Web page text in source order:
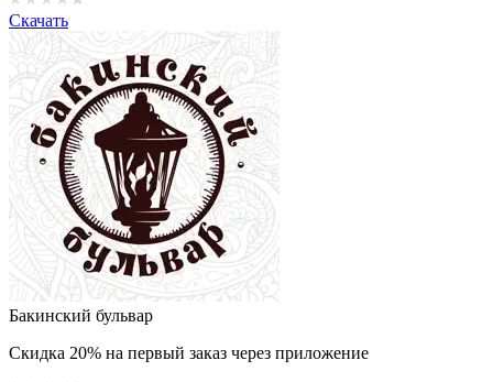
Скачать
Бакинский бульвар
Скидка 20% на первый заказ через приложение